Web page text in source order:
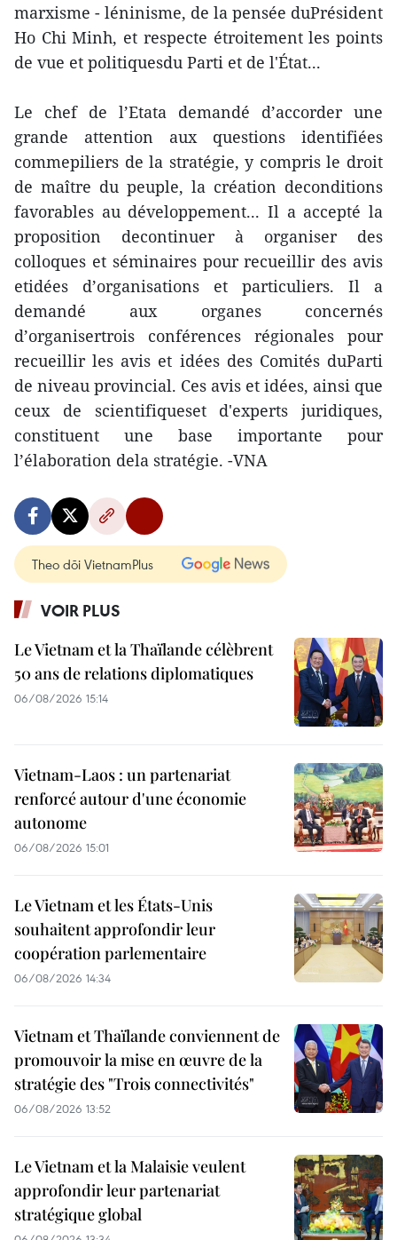
marxisme - léninisme, de la pensée duPrésident
Ho Chi Minh, et respecte étroitement les points
de vue et politiquesdu Parti et de l'État...
Le chef de l’Etata demandé d’accorder une
grande attention aux questions identifiées
commepiliers de la stratégie, y compris le droit
de maître du peuple, la création deconditions
favorables au développement... Il a accepté la
proposition decontinuer à organiser des
colloques et séminaires pour recueillir des avis
etidées d’organisations et particuliers. Il a
demandé aux organes concernés
d’organisertrois conférences régionales pour
recueillir les avis et idées des Comités duParti
de niveau provincial. Ces avis et idées, ainsi que
ceux de scientifiqueset d'experts juridiques,
constituent une base importante pour
l’élaboration dela stratégie. -VNA
Theo dõi VietnamPlus
VOIR PLUS
Le Vietnam et la Thaïlande célèbrent
50 ans de relations diplomatiques
06/08/2026 15:14
Vietnam-Laos : un partenariat
renforcé autour d'une économie
autonome
06/08/2026 15:01
Le Vietnam et les États-Unis
souhaitent approfondir leur
coopération parlementaire
06/08/2026 14:34
Vietnam et Thaïlande conviennent de
promouvoir la mise en œuvre de la
stratégie des "Trois connectivités"
06/08/2026 13:52
Le Vietnam et la Malaisie veulent
approfondir leur partenariat
stratégique global